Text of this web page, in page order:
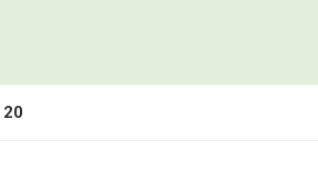
de l’Oléiculture Familiale